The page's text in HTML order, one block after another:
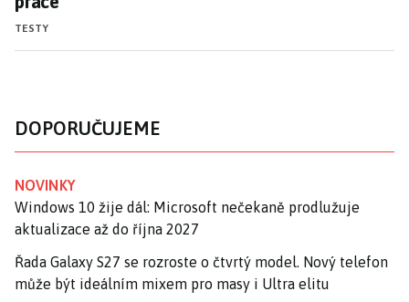
TESTY
DOPORUČUJEME
NOVINKY
Windows 10 žije dál: Microsoft nečekaně prodlužuje
aktualizace až do října 2027
Řada Galaxy S27 se rozroste o čtvrtý model. Nový telefon
může být ideálním mixem pro masy i Ultra elitu